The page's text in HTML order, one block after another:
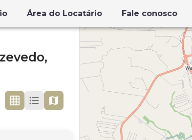
Área do Locatário Fale conosco